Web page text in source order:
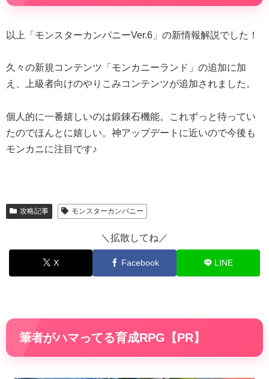
以上「モンスターカンパニーVer.6」の新情報解説でした！
久々の新規コンテンツ「モンカニーランド」の追加に加
え、上級者向けのやりこみコンテンツが追加されました。
個人的に一番嬉しいのは鍛錬石機能。これずっと待ってい
たのでほんとに嬉しい。神アップデートに近いので今後も
モンカニに注目です♪
攻略記事 モンスターカンパニー
＼拡散してね／
X Facebook LINE
筆者がハマってる育成RPG【PR】